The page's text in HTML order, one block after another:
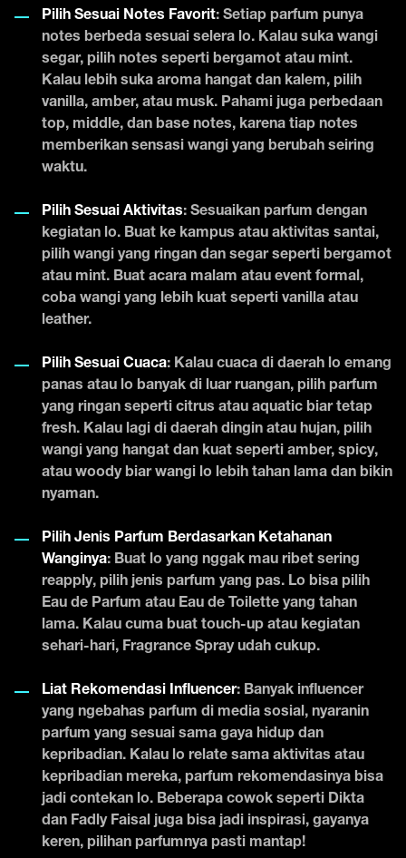
Pilih Sesuai Notes Favorit: Setiap parfum punya
notes berbeda sesuai selera lo. Kalau suka wangi
segar, pilih notes seperti bergamot atau mint.
Kalau lebih suka aroma hangat dan kalem, pilih
vanilla, amber, atau musk. Pahami juga perbedaan
top, middle, dan base notes, karena tiap notes
memberikan sensasi wangi yang berubah seiring
waktu.
Pilih Sesuai Aktivitas: Sesuaikan parfum dengan
kegiatan lo. Buat ke kampus atau aktivitas santai,
pilih wangi yang ringan dan segar seperti bergamot
atau mint. Buat acara malam atau event formal,
coba wangi yang lebih kuat seperti vanilla atau
leather.
Pilih Sesuai Cuaca: Kalau cuaca di daerah lo emang
panas atau lo banyak di luar ruangan, pilih parfum
yang ringan seperti citrus atau aquatic biar tetap
fresh. Kalau lagi di daerah dingin atau hujan, pilih
wangi yang hangat dan kuat seperti amber, spicy,
atau woody biar wangi lo lebih tahan lama dan bikin
nyaman.
Pilih Jenis Parfum Berdasarkan Ketahanan
Wanginya: Buat lo yang nggak mau ribet sering
reapply, pilih jenis parfum yang pas. Lo bisa pilih
Eau de Parfum atau Eau de Toilette yang tahan
lama. Kalau cuma buat touch-up atau kegiatan
sehari-hari, Fragrance Spray udah cukup.
Liat Rekomendasi Influencer: Banyak influencer
yang ngebahas parfum di media sosial, nyaranin
parfum yang sesuai sama gaya hidup dan
kepribadian. Kalau lo relate sama aktivitas atau
kepribadian mereka, parfum rekomendasinya bisa
jadi contekan lo. Beberapa cowok seperti Dikta
dan Fadly Faisal juga bisa jadi inspirasi, gayanya
keren, pilihan parfumnya pasti mantap!